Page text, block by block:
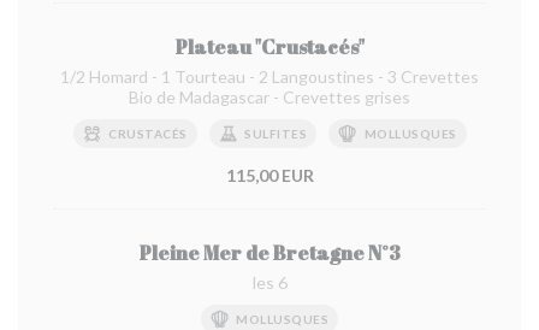
Plateau "Crustacés"
1/2 Homard - 1 Tourteau - 2 Langoustines - 3 Crevettes
Bio de Madagascar - Crevettes grises
CRUSTACÉS SULFITES MOLLUSQUES
115,00 EUR
Pleine Mer de Bretagne N°3
les 6
MOLLUSQUES